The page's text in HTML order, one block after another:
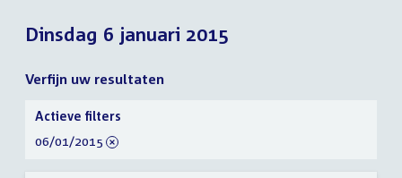
Dinsdag 6 januari 2015
Verfijn uw resultaten
Verfijn
uw
resultaten
Actieve filters
verwijder
06/01/2015